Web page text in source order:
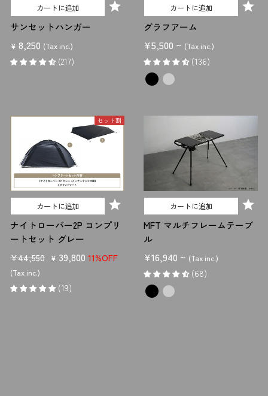
－サブナイフとして持っておきたい「マルチツールナイフ」
十徳ナイフや万能ツールナイフとも呼ばれる「マルチツールナイフ」。ナ
イフのほかに、栓抜き・缶切り・ハサミ・ノコギリなどの便利な道具が付
いた、多機能ナイフです。
マルチツールナイフは、サブナイフとして所持しておくと、アウトドア
カートに追加
サンセットハンガー
¥ 8,250 (Tax inc.)
(217)
カートに追加
グラフアーム
¥5,500 ~ (Tax inc.)
(136)
セット割
カートに追加
ナイトローバー2P コンプリ
ートセット グレー
販
売
価
¥44,550 セ
ル
¥ 39,800 11%OFF
(Tax inc.)
(19)
カートに追加
MFT マルチフレームテーブ
ル
¥16,940 ~ (Tax inc.)
(68)